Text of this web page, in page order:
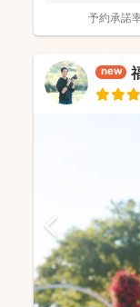
予約承諾
new